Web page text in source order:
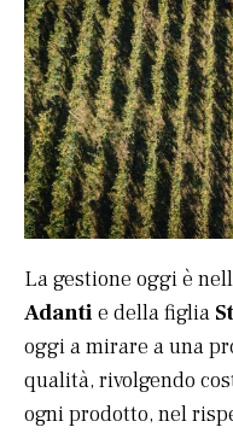
La gestione oggi è
Adanti e della figlia
oggi a mirare a una
qualità, rivolgendo
ogni prodotto, nel